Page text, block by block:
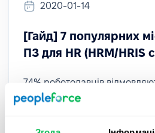
2020-01-14
[Гайд] ​​7 популярних
ПЗ для HR (HRM/HRIS
74% роботодавців
факт, що програми для